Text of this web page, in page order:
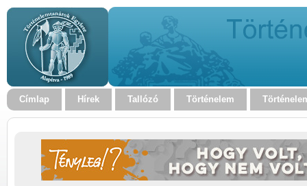
Címlap Hírek Tallózó Történelem